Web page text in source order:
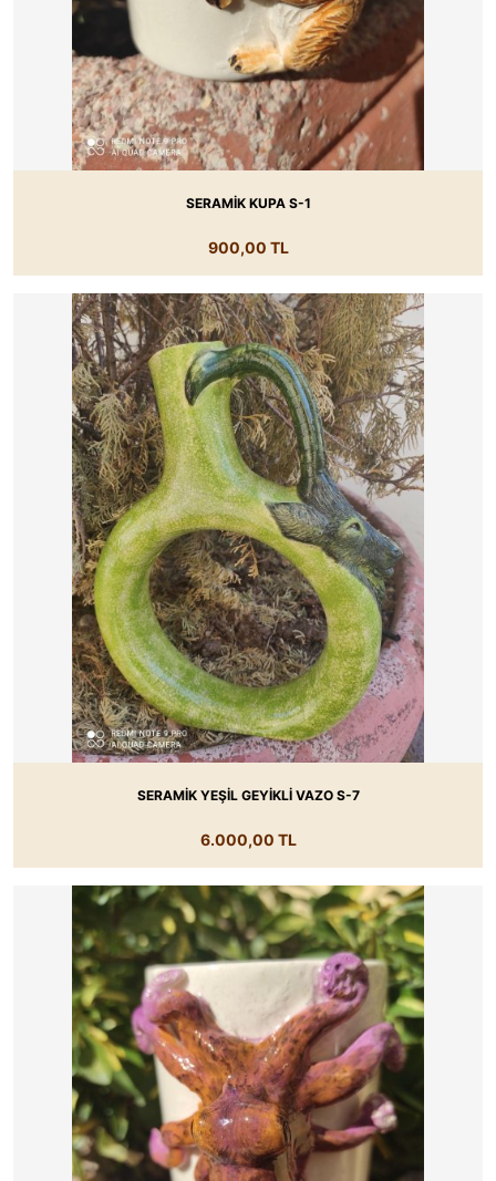
SERAMİK KUPA S-1
900,00 TL
SERAMİK YEŞİL GEYİKLİ VAZO S-7
6.000,00 TL